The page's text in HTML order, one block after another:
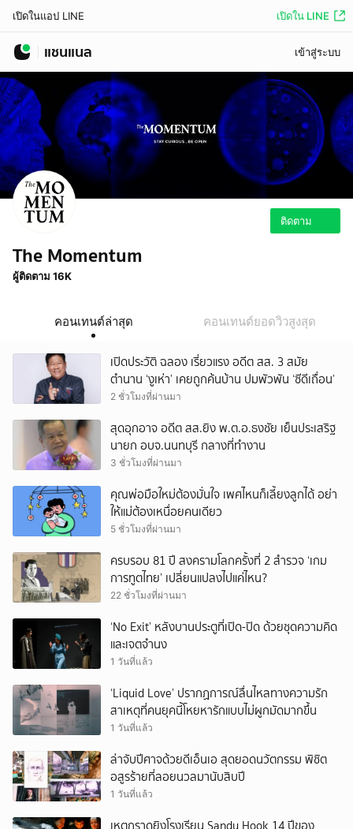
เปิดในแอป LINE เปิดใน LINE
แชนแนล เข้าสู่ระบบ
ติดตาม
The Momentum
ผู้ติดตาม 16K
คอนเทนต์ล่าสุด คอนเทนต์ยอดวิวสูงสุด
เปิดประวัติ ฉลอง เรี่ยวแรง อดีต สส. 3 สมัย
ตำนาน ‘งูเห่า’ เคยถูกค้นบ้าน ปมพัวพัน ‘ซีดีเถื่อน’
2 ชั่วโมงที่ผ่านมา
สุดอุกอาจ อดีต สส.ยิง พ.ต.อ.ธงชัย เย็นประเสริฐ
นายก อบจ.นนทบุรี กลางที่ทำงาน
3 ชั่วโมงที่ผ่านมา
คุณพ่อมือใหม่ต้องมั่นใจ เพศไหนก็เลี้ยงลูกได้ อย่า
ให้แม่ต้องเหนื่อยคนเดียว
5 ชั่วโมงที่ผ่านมา
ครบรอบ 81 ปี สงครามโลกครั้งที่ 2 สำรวจ ‘เกม
การทูตไทย’ เปลี่ยนแปลงไปแค่ไหน?
22 ชั่วโมงที่ผ่านมา
‘No Exit’ หลังบานประตูที่เปิด-ปิด ด้วยชุดความคิด
และเจตจำนง
1 วันที่แล้ว
‘Liquid Love’ ปรากฏการณ์ลื่นไหลทางความรัก
สาเหตุที่คนยุคนี้โหยหารักแบบไม่ผูกมัดมากขึ้น
1 วันที่แล้ว
ล่าจับปีศาจด้วยดีเอ็นเอ สุดยอดนวัตกรรม พิชิต
อสูรร้ายที่ลอยนวลมานับสิบปี
1 วันที่แล้ว